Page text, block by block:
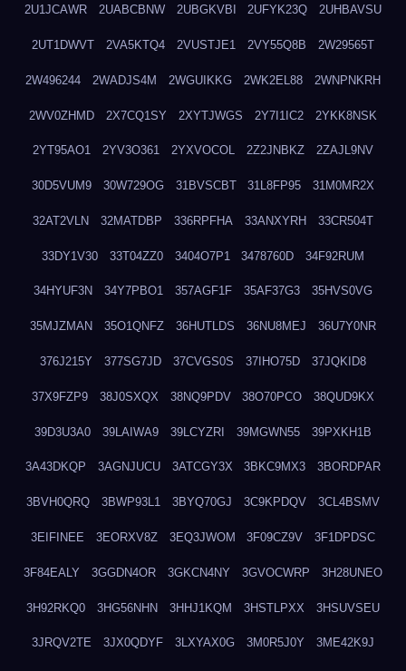
2U1JCAWR 2UABCBNW 2UBGKVBI 2UFYK23Q 2UHBAVSU
2UT1DWVT 2VA5KTQ4 2VUSTJE1 2VY55Q8B 2W29565T
2W496244 2WADJS4M 2WGUIKKG 2WK2EL88 2WNPNKRH
2WV0ZHMD 2X7CQ1SY 2XYTJWGS 2Y7I1IC2 2YKK8NSK
2YT95AO1 2YV3O361 2YXVOCOL 2Z2JNBKZ 2ZAJL9NV
30D5VUM9 30W729OG 31BVSCBT 31L8FP95 31M0MR2X
32AT2VLN 32MATDBP 336RPFHA 33ANXYRH 33CR504T
33DY1V30 33T04ZZ0 3404O7P1 3478760D 34F92RUM
34HYUF3N 34Y7PBO1 357AGF1F 35AF37G3 35HVS0VG
35MJZMAN 35O1QNFZ 36HUTLDS 36NU8MEJ 36U7Y0NR
376J215Y 377SG7JD 37CVGS0S 37IHO75D 37JQKID8
37X9FZP9 38J0SXQX 38NQ9PDV 38O70PCO 38QUD9KX
39D3U3A0 39LAIWA9 39LCYZRI 39MGWN55 39PXKH1B
3A43DKQP 3AGNJUCU 3ATCGY3X 3BKC9MX3 3BORDPAR
3BVH0QRQ 3BWP93L1 3BYQ70GJ 3C9KPDQV 3CL4BSMV
3EIFINEE 3EORXV8Z 3EQ3JWOM 3F09CZ9V 3F1DPDSC
3F84EALY 3GGDN4OR 3GKCN4NY 3GVOCWRP 3H28UNEO
3H92RKQ0 3HG56NHN 3HHJ1KQM 3HSTLPXX 3HSUVSEU
3JRQV2TE 3JX0QDYF 3LXYAX0G 3M0R5J0Y 3ME42K9J